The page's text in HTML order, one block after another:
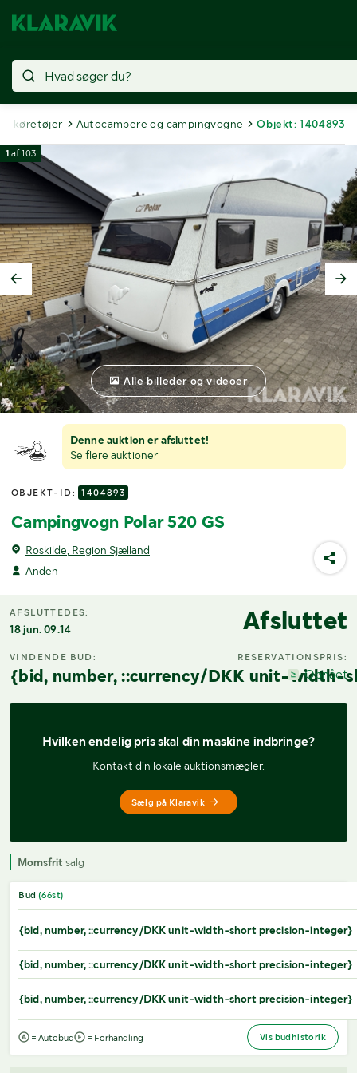
køretøjer Autocampere og campingvogne Objekt: 1404893
Denne auktion er afsluttet!
Se flere auktioner
OBJEKT-ID: 1404893
Campingvogn Polar 520 GS
Roskilde, Region Sjælland
Anden
1 af103
Alle billeder og videoer
AFSLUTTEDES:
18 jun. 09.14 Afsluttet
VINDENDE BUD:
{bid, number, ::currency/DKK unit-width-
RESERVATIONSPRIS:
Opnået
Hvilken endelig pris skal din maskine indbringe?
Kontakt din lokale auktionsmægler.
Sælg på Klaravik
Momsfrit salg
Bud (66st)
{bid, number, ::currency/DKK unit-width-short precision-integer}
{bid, number, ::currency/DKK unit-width-short precision-integer}
{bid, number, ::currency/DKK unit-width-short precision-integer}
= Autobud = Forhandling Vis budhistorik